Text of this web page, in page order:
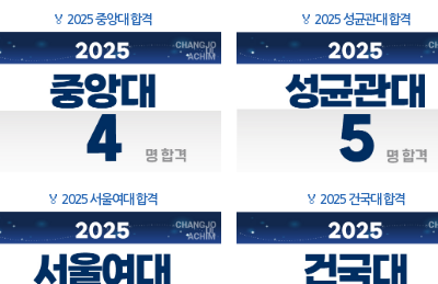
🏅 2025 중앙대 합격 🏅 2025 성균관대 합격
🏅 2025 서울여대 합격 🏅 2025 건국대 합격